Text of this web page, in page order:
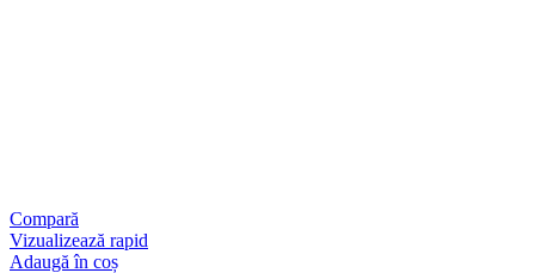
Compară
Vizualizează rapid
Adaugă în coș